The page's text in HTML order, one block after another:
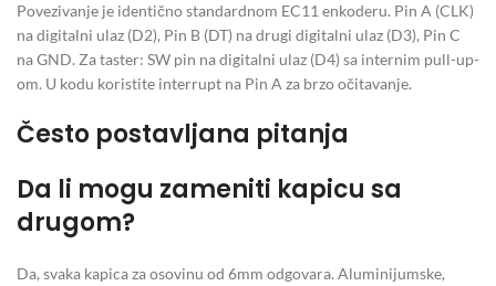
Povezivanje je identično standardnom EC11 enkoderu. Pin A (CLK)
na digitalni ulaz (D2), Pin B (DT) na drugi digitalni ulaz (D3), Pin C
na GND. Za taster: SW pin na digitalni ulaz (D4) sa internim pull-up-
om. U kodu koristite interrupt na Pin A za brzo očitavanje.
Često postavljana pitanja
Da li mogu zameniti kapicu sa
drugom?
Da, svaka kapica za osovinu od 6mm odgovara. Aluminijumske,